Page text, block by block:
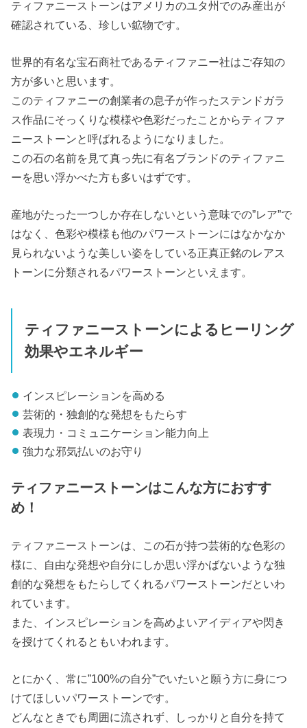
ティファニーストーンはアメリカのユタ州でのみ産出が
確認されている、珍しい鉱物です。
世界的有名な宝石商社であるティファニー社はご存知の
方が多いと思います。
このティファニーの創業者の息子が作ったステンドガラ
ス作品にそっくりな模様や色彩だったことからティファ
ニーストーンと呼ばれるようになりました。
この石の名前を見て真っ先に有名ブランドのティファニ
ーを思い浮かべた方も多いはずです。
産地がたった一つしか存在しないという意味での”レア”で
はなく、色彩や模様も他のパワーストーンにはなかなか
見られないような美しい姿をしている正真正銘のレアス
トーンに分類されるパワーストーンといえます。
ティファニーストーンによるヒーリング
効果やエネルギー
インスピレーションを高める
芸術的・独創的な発想をもたらす
表現力・コミュニケーション能力向上
強力な邪気払いのお守り
ティファニーストーンはこんな方におすす
め！
ティファニーストーンは、この石が持つ芸術的な色彩の
様に、自由な発想や自分にしか思い浮かばないような独
創的な発想をもたらしてくれるパワーストーンだといわ
れています。
また、インスピレーションを高めよいアイディアや閃き
を授けてくれるともいわれます。
とにかく、常に”100%の自分”でいたいと願う方に身につ
けてほしいパワーストーンです。
どんなときでも周囲に流されず、しっかりと自分を持て